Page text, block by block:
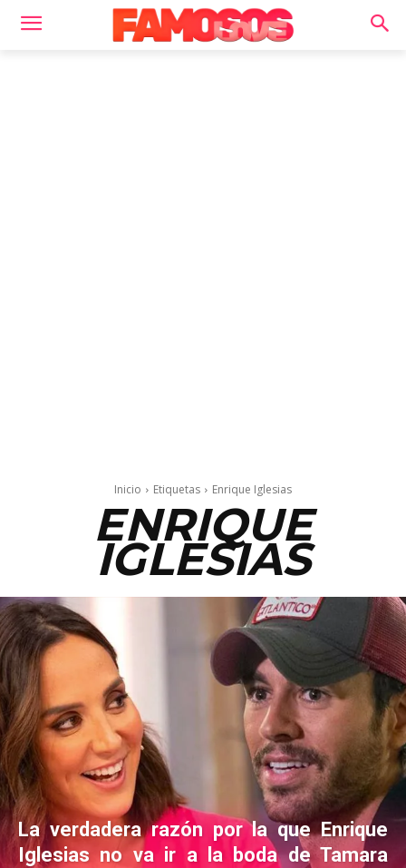
Inicio Etiquetas Enrique Iglesias
ENRIQUE
IGLESIAS
La verdadera razón por la que Enrique
Iglesias no va ir a la boda de Tamara